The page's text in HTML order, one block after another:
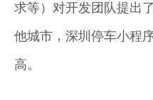
求等）对开发团队提出
他城市，深圳停车小程
高。